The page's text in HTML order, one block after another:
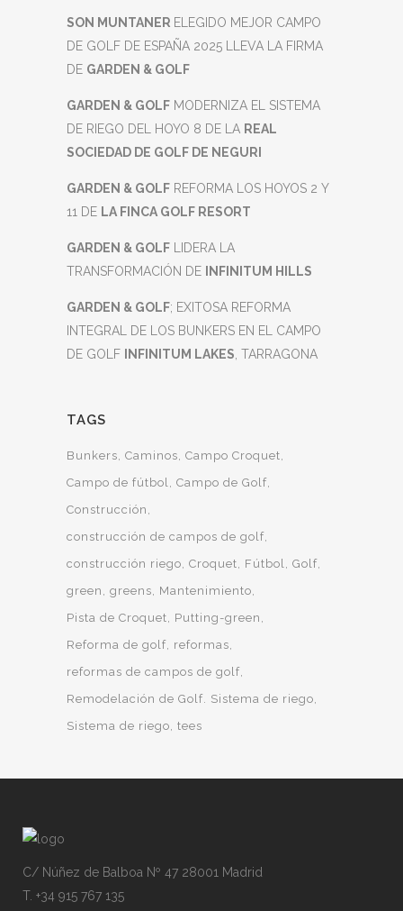
SON MUNTANER ELEGIDO MEJOR CAMPO
DE GOLF DE ESPAÑA 2025 LLEVA LA FIRMA
DE GARDEN & GOLF
GARDEN & GOLF MODERNIZA EL SISTEMA
DE RIEGO DEL HOYO 8 DE LA REAL
SOCIEDAD DE GOLF DE NEGURI
GARDEN & GOLF REFORMA LOS HOYOS 2 Y
11 DE LA FINCA GOLF RESORT
GARDEN & GOLF LIDERA LA
TRANSFORMACIÓN DE
INFINITUM HILLS
GARDEN & GOLF; EXITOSA REFORMA
INTEGRAL DE LOS BUNKERS EN EL CAMPO
DE GOLF
INFINITUM LAKES , TARRAGONA
TAGS
Bunkers Caminos Campo Croquet
Campo de fútbol Campo de Golf
Construcción
construcción de campos de golf
construcción riego Croquet Fútbol Golf
green
greens
Mantenimiento
Pista de Croquet
Putting-green
Reforma de golf reformas
reformas de campos de golf
Remodelación de Golf. Sistema de riego
Sistema de riego tees
C/ Núñez de Balboa Nº 47 28001 Madrid
T. +34 915 767 135